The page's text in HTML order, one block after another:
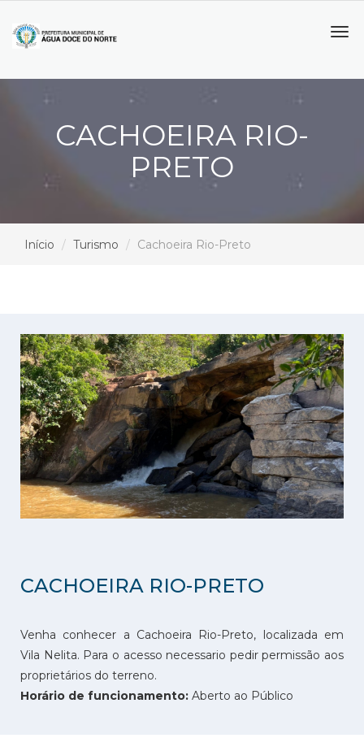
CACHOEIRA RIO-
PRETO
Início Turismo Cachoeira Rio-Preto
CACHOEIRA RIO-PRETO
Venha conhecer a Cachoeira Rio-Preto, localizada em
Vila Nelita. Para o acesso necessario pedir permissão aos
proprietários do terreno.
Horário de funcionamento: Aberto ao Público